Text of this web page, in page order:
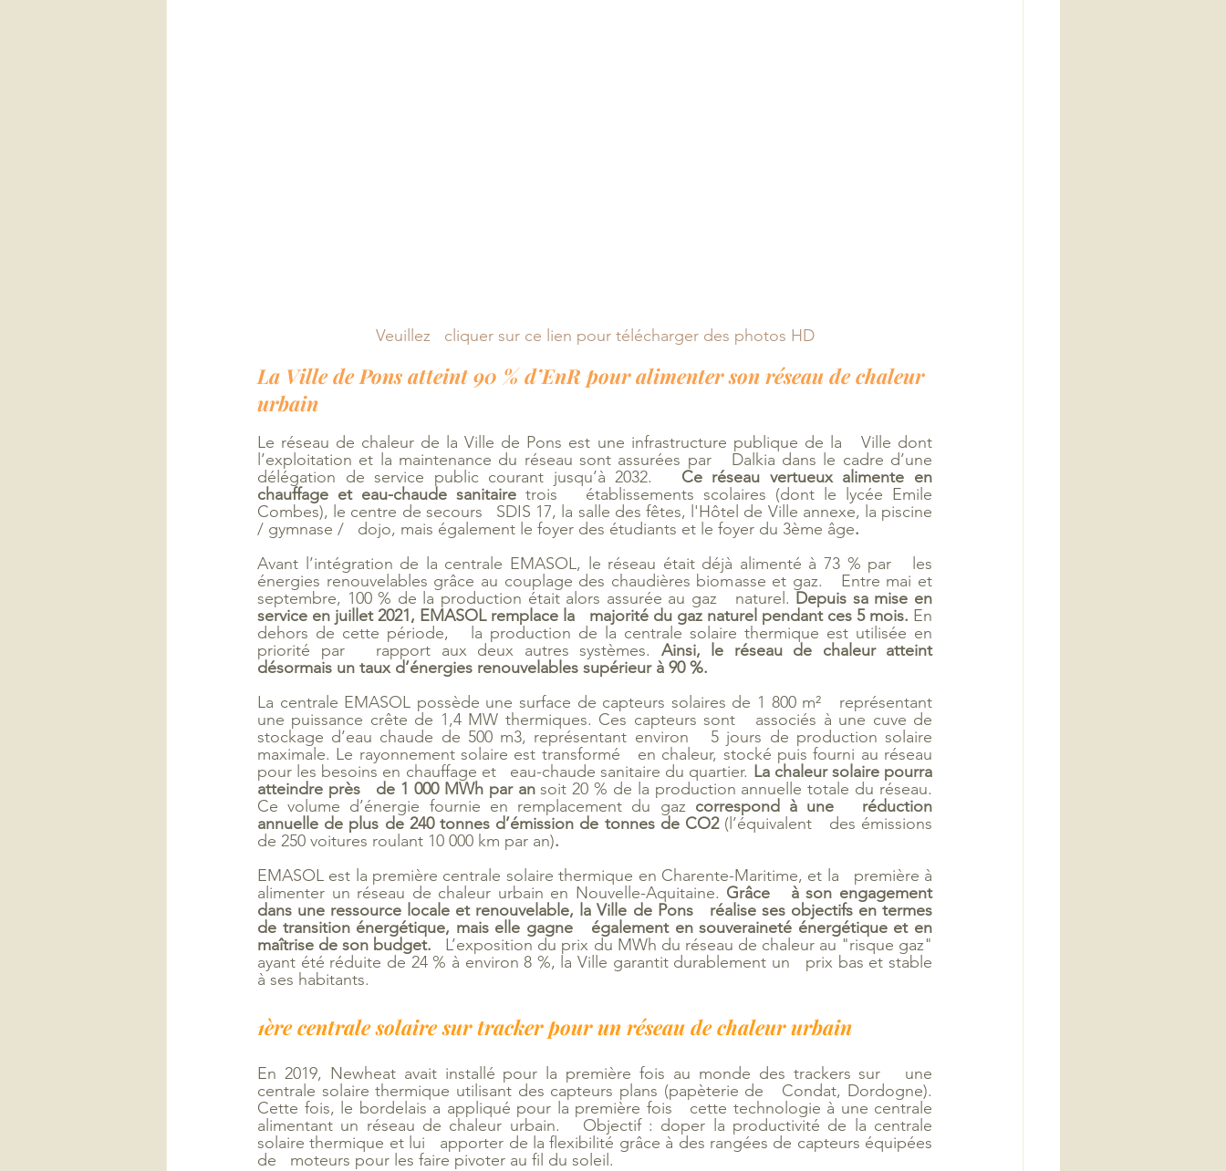
Veuillez   cliquer sur ce lien pour télécharger des photos HD
La Ville de Pons atteint 90 % d’EnR pour alimenter son réseau de chaleur
urbain
Le réseau de chaleur de la Ville de Pons est une infrastructure publique de la   Ville dont
l’exploitation et la maintenance du réseau sont assurées par   Dalkia dans le cadre d’une
délégation de service public courant jusqu’à 2032. Ce réseau vertueux alimente en
chauffage et eau-chaude sanitaire trois   établissements scolaires (dont le lycée Emile
Combes), le centre de secours   SDIS 17, la salle des fêtes, l'Hôtel de Ville annexe, la piscine
/ gymnase /   dojo, mais également le foyer des étudiants et le foyer du 3ème âge.
Avant l’intégration de la centrale EMASOL, le réseau était déjà alimenté à 73 % par   les
énergies renouvelables grâce au couplage des chaudières biomasse et gaz.   Entre mai et
septembre, 100 % de la production était alors assurée au gaz   naturel. Depuis sa mise en
service en juillet 2021, EMASOL remplace la   majorité du gaz naturel pendant ces 5 mois. En
dehors de cette période,   la production de la centrale solaire thermique est utilisée en
priorité par   rapport aux deux autres systèmes. Ainsi, le réseau de chaleur atteint
désormais un taux d’énergies renouvelables supérieur à 90 %.
La centrale EMASOL possède une surface de capteurs solaires de 1 800 m²   représentant
une puissance crête de 1,4 MW thermiques. Ces capteurs sont   associés à une cuve de
stockage d’eau chaude de 500 m3, représentant environ   5 jours de production solaire
maximale. Le rayonnement solaire est transformé   en chaleur, stocké puis fourni au réseau
pour les besoins en chauffage et   eau-chaude sanitaire du quartier. La chaleur solaire pourra
atteindre près   de 1 000 MWh par an soit 20 % de la production annuelle totale du réseau.
Ce volume d’énergie fournie en remplacement du gaz correspond à une   réduction
annuelle de plus de 240 tonnes d’émission de tonnes de CO2 (l’équivalent   des émissions
de 250 voitures roulant 10 000 km par an).
EMASOL est la première centrale solaire thermique en Charente-Maritime, et la   première à
alimenter un réseau de chaleur urbain en Nouvelle-Aquitaine. Grâce   à son engagement
dans une ressource locale et renouvelable, la Ville de Pons   réalise ses objectifs en termes
de transition énergétique, mais elle gagne   également en souveraineté énergétique et en
maîtrise de son budget.
   L’exposition du prix du MWh du réseau de chaleur au "risque gaz"
ayant été réduite de 24 % à environ 8 %, la Ville garantit durablement un   prix bas et stable
à ses habitants.
1ère centrale solaire sur tracker pour un réseau de chaleur urbain
En 2019, Newheat avait installé pour la première fois au monde des trackers sur   une
centrale solaire thermique utilisant des capteurs plans (papèterie de   Condat, Dordogne).
Cette fois, le bordelais a appliqué pour la première fois   cette technologie à une centrale
alimentant un réseau de chaleur urbain.   Objectif : doper la productivité de la centrale
solaire thermique et lui   apporter de la flexibilité grâce à des rangées de capteurs équipées
de   moteurs pour les faire pivoter au fil du soleil.